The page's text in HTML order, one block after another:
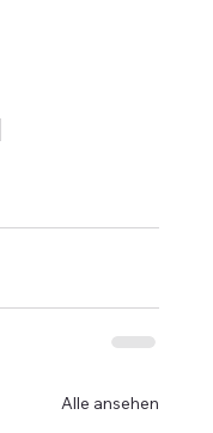
Alle ansehen